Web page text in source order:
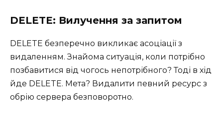
DELETE: Вилучення за запитом
DELETE безперечно викликає асоціації з
видаленням. Знайома ситуація, коли потрібно
позбавитися від чогось непотрібного? Тоді в хід
йде DELETE. Мета? Видалити певний ресурс з
обрію сервера безповоротно.